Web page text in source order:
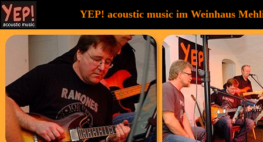
YEP! acoustic music im Weinhaus